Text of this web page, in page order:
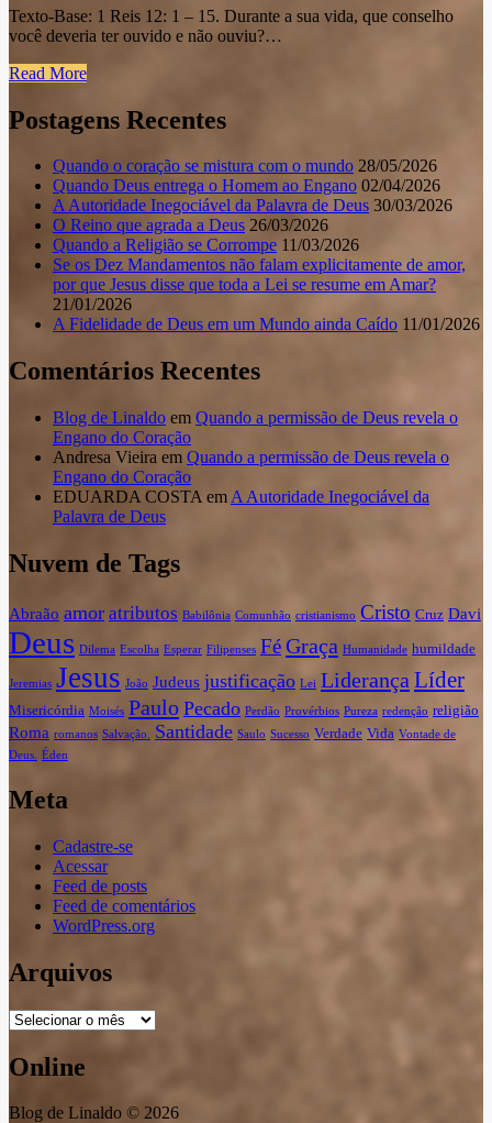
Texto-Base: 1 Reis 12: 1 – 15. Durante a sua vida, que conselho
você deveria ter ouvido e não ouviu?…
Read More
Postagens Recentes
Quando o coração se mistura com o mundo 28/05/2026
Quando Deus entrega o Homem ao Engano 02/04/2026
A Autoridade Inegociável da Palavra de Deus 30/03/2026
O Reino que agrada a Deus 26/03/2026
Quando a Religião se Corrompe 11/03/2026
Se os Dez Mandamentos não falam explicitamente de amor,
por que Jesus disse que toda a Lei se resume em Amar?
21/01/2026
A Fidelidade de Deus em um Mundo ainda Caído 11/01/2026
Comentários Recentes
Blog de Linaldo em Quando a permissão de Deus revela o
Engano do Coração
Andresa Vieira em Quando a permissão de Deus revela o
Engano do Coração
EDUARDA COSTA em A Autoridade Inegociável da
Palavra de Deus
Nuvem de Tags
Abraão amor atributos Babilônia Comunhão cristianismo Cristo Cruz Davi
Deus Dilema Escolha Esperar Filipenses FéGraça Humanidade humildade
Jeremias Jesus João Judeus justificação Lei Liderança Líder
Misericórdia Moisés Paulo Pecado Perdão Provérbios Pureza redenção religião
Roma romanos Salvação. Santidade Saulo Sucesso Verdade Vida Vontade de
Deus.
Éden
Meta
Cadastre-se
Acessar
Feed de posts
Feed de comentários
WordPress.org
Arquivos
Arquivos
Online
Blog de Linaldo © 2026